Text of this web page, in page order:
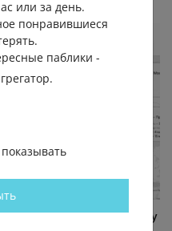
Железную дорогу между
или за день.
понравившиеся
паблики -